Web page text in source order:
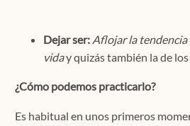
Dejar ser: Aflojar la
viday quizás también la de los
¿Cómo podemos practicarlo?
Es habitual en unos primeros